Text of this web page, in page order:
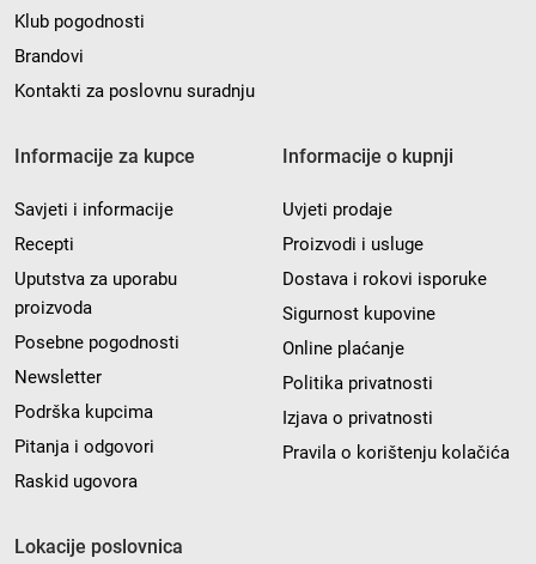
Klub pogodnosti
Brandovi
Kontakti za poslovnu suradnju
Informacije za kupce
Savjeti i informacije
Recepti
Uputstva za uporabu
proizvoda
Posebne pogodnosti
Newsletter
Podrška kupcima
Pitanja i odgovori
Raskid ugovora
Informacije o kupnji
Uvjeti prodaje
Proizvodi i usluge
Dostava i rokovi isporuke
Sigurnost kupovine
Online plaćanje
Politika privatnosti
Izjava o privatnosti
Pravila o korištenju kolačića
Lokacije poslovnica